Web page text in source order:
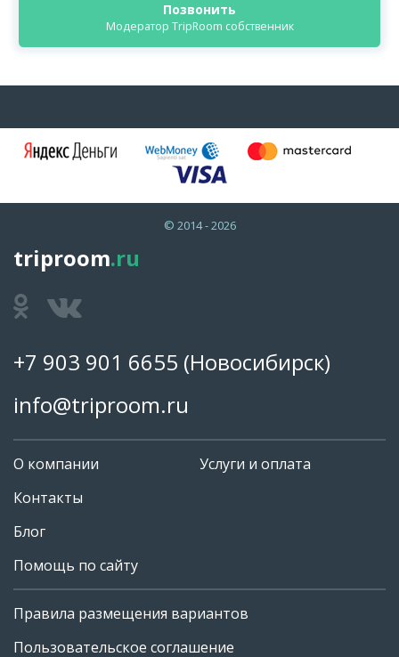
+7 903 901 6655
Позвонить
Модератор TripRoom собственник
© 2014 - 2026
triproom.ru
+7 903 901 6655 (Новосибирск)
info@triproom.ru
О компании
Контакты
Блог
Помощь по сайту
Услуги и оплата
Правила размещения вариантов
Пользовательское соглашение